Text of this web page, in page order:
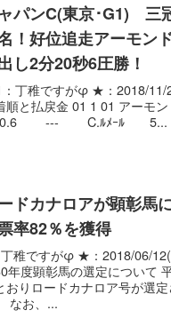
パンC(東京･G1) 三
！好位追走アーモン
し2分20秒6圧勝！
丁稚ですがφ ★：2018/11/
順と払戻金 01 1 01
--- C.ﾙﾒｰﾙ 5...
ドカナロアが顕彰馬
率82％を獲得
稚ですがφ ★：2018/06/
年度顕彰馬の選定について
おりロードカナロア号が選
なお、...